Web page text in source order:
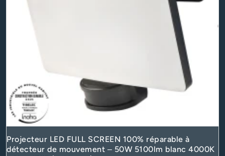
Projecteur LED FULL SCREEN 100% réparable à
détecteur de mouvement – 50W 5100lm blanc 4000K